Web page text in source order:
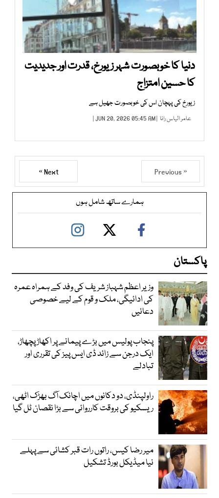
دنیا کا خوبصورت شہر زیورخ، قدرت اور جدیدیت
کا حسین امتزاج
زیورخ کی پہچان اس کی خوبصورت جھیل ہے
عامر الیاس رانا | JUN 20, 2026 05:45 AM |
« Previous
Next »
ہمارے ساتھ شامل ہوں
پاکستان
وزیر اعظم شہباز شریف کی وفد کے ہمراہ عمرہ
کی ادائیگی، ملک و قوم کے لیے خصوصی
دعائیں
پنجاب پولیس میں بڑے پیمانے پر اکھاڑ پچھاڑ،
ایک درجن سے زائد ڈی ایس پیز کی تقرری اور
تبادلے
راولپنڈی، دو دکانوں میں اچانک آگ بھڑک اٹھی،
ریسکیو کی بروقت کارروائی سے بڑا نقصان ٹل گیا
میر رضا کیس، راتوں رات قبر کشائی سے پہلے
نیا میڈیکل بورڈ تشکیل